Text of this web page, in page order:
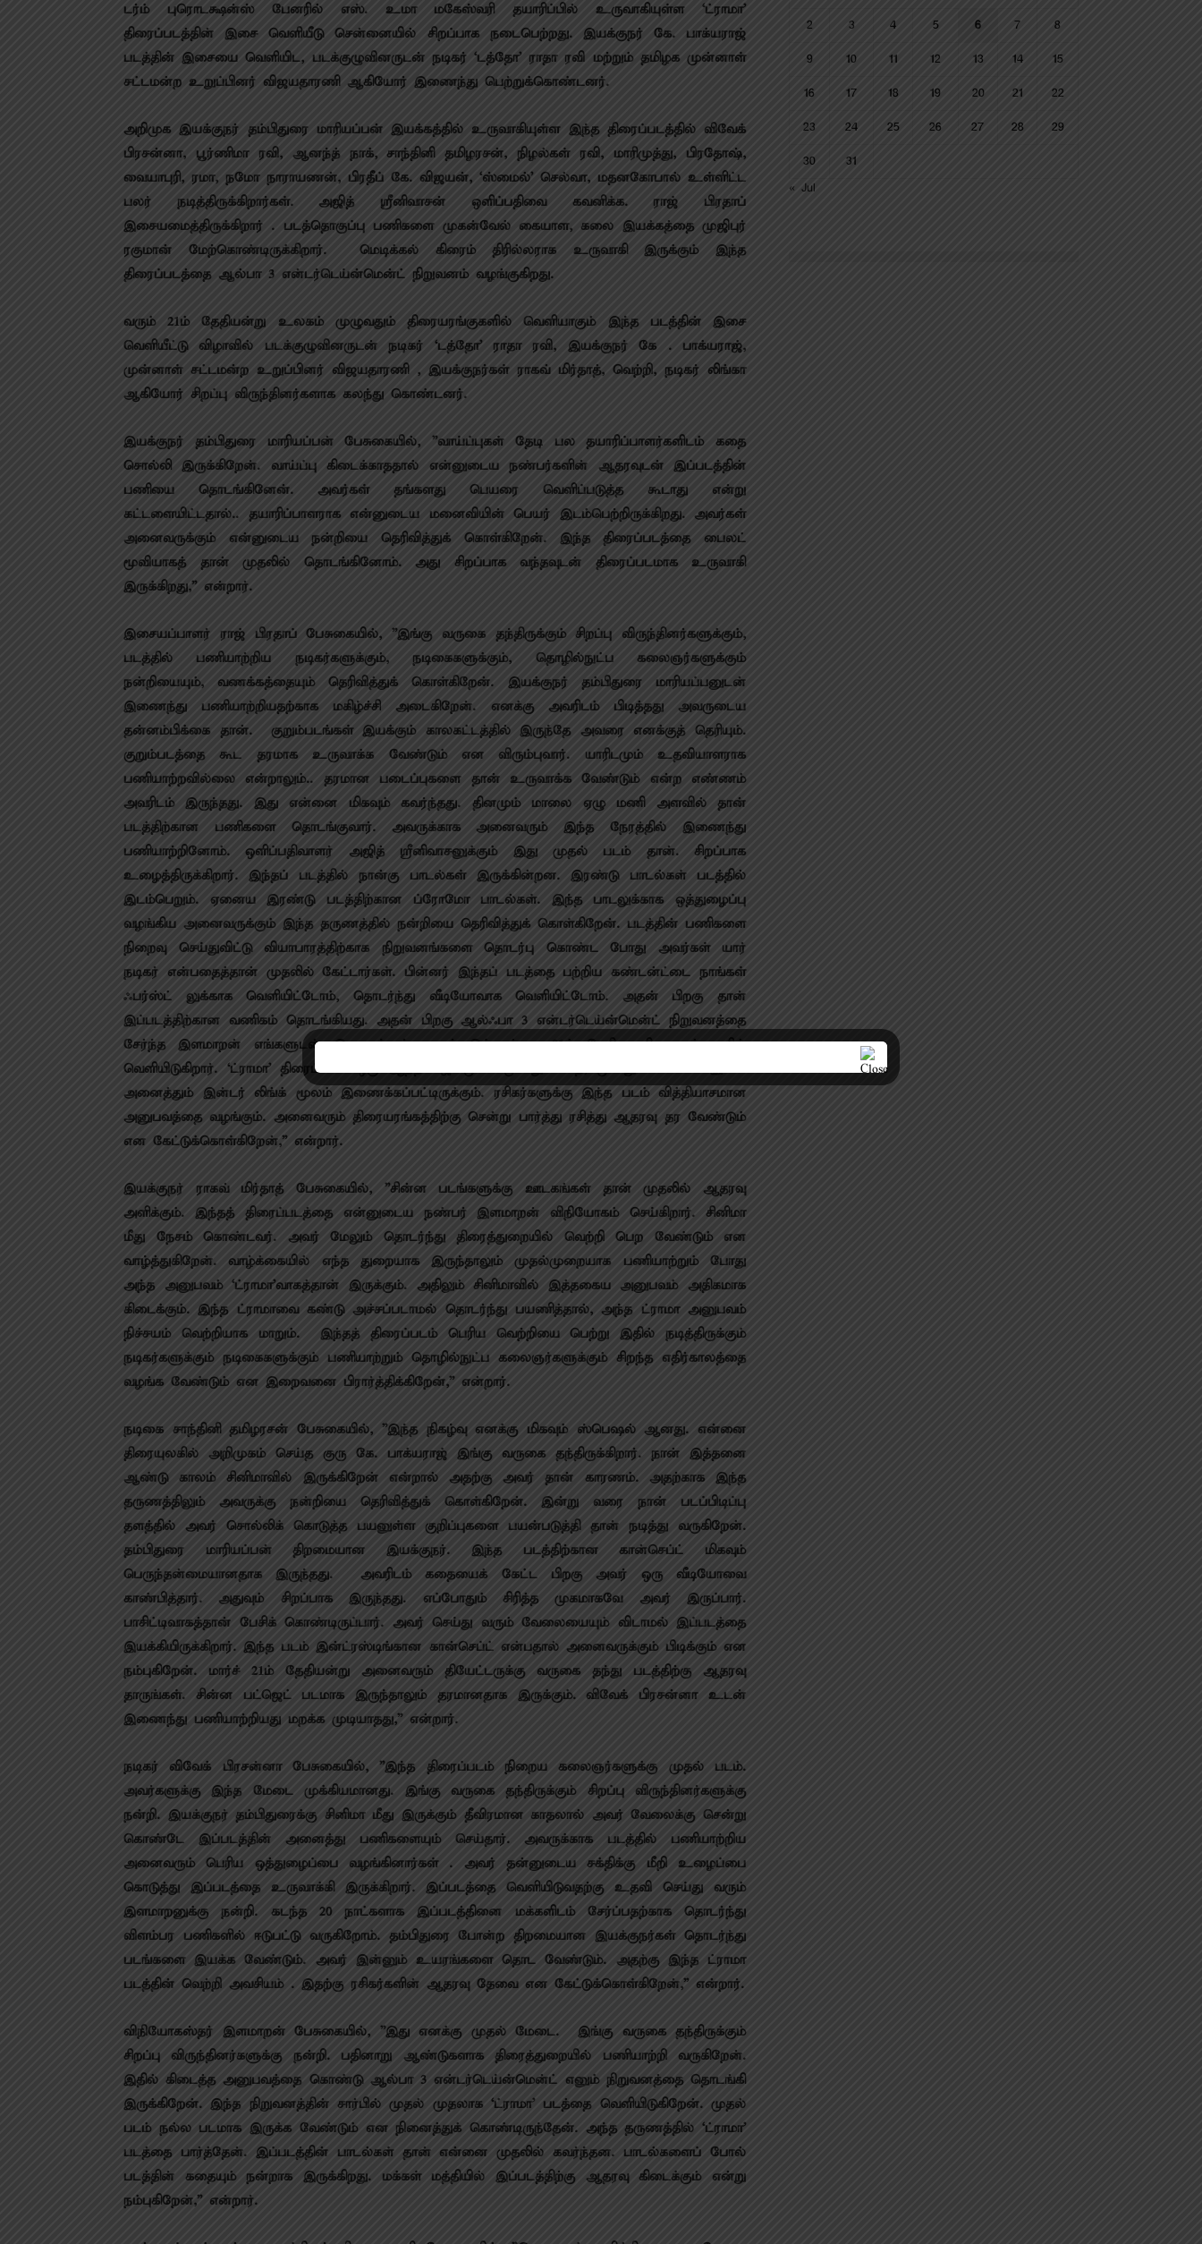
டர்ம் புரொடக்ஷன்ஸ் பேனரில் எஸ். உமா மகேஸ்வரி தயாரிப்பில் உருவாகியுள்ள ‘ட்ராமா’
திரைப்படத்தின் இசை வெளியீடு சென்னையில் சிறப்பாக நடைபெற்றது. இயக்குநர் கே. பாக்யராஜ்
படத்தின் இசையை வெளியிட, படக்குழுவினருடன் நடிகர் ‘டத்தோ’ ராதா ரவி மற்றும் தமிழக முன்னாள்
சட்டமன்ற உறுப்பினர் விஜயதாரணி ஆகியோர் இணைந்து பெற்றுக்கொண்டனர்.
அறிமுக இயக்குநர் தம்பிதுரை மாரியப்பன் இயக்கத்தில் உருவாகியுள்ள இந்த திரைப்படத்தில் விவேக்
பிரசன்னா, பூர்ணிமா ரவி, ஆனந்த் நாக், சாந்தினி தமிழரசன், நிழல்கள் ரவி, மாரிமுத்து, பிரதோஷ்,
வையாபுரி, ரமா, நமோ நாராயணன், பிரதீப் கே. விஜயன், ‘ஸ்மைல்’ செல்வா, மதனகோபால் உள்ளிட்ட
பலர் நடித்திருக்கிறார்கள். அஜித் ஸ்ரீனிவாசன் ஒளிப்பதிவை கவனிக்க. ராஜ் பிரதாப்
இசையமைத்திருக்கிறார் . படத்தொகுப்பு பணிகளை முகன்வேல் கையாள, கலை இயக்கத்தை முஜிபுர்
ரகுமான் மேற்கொண்டிருக்கிறார். மெடிக்கல் கிரைம் திரில்லராக உருவாகி இருக்கும் இந்த
திரைப்படத்தை ஆல்பா 3 என்டர்டெய்ன்மென்ட் நிறுவனம் வழங்குகிறது.
வரும் 21ம் தேதியன்று உலகம் முழுவதும் திரையரங்குகளில் வெளியாகும் இந்த படத்தின் இசை
வெளியீட்டு விழாவில் படக்குழுவினருடன் நடிகர் ‘டத்தோ’ ராதா ரவி, இயக்குநர் கே . பாக்யராஜ்,
முன்னாள் சட்டமன்ற உறுப்பினர் விஜயதாரணி , இயக்குநர்கள் ராகவ் மிர்தாத், வெற்றி, நடிகர் லிங்கா
ஆகியோர் சிறப்பு விருந்தினர்களாக கலந்து கொண்டனர்.
இயக்குநர் தம்பிதுரை மாரியப்பன் பேசுகையில், ”வாய்ப்புகள் தேடி பல தயாரிப்பாளர்களிடம் கதை
சொல்லி இருக்கிறேன். வாய்ப்பு கிடைக்காததால் என்னுடைய நண்பர்களின் ஆதரவுடன் இப்படத்தின்
பணியை தொடங்கினேன். அவர்கள் தங்களது பெயரை வெளிப்படுத்த கூடாது என்று
கட்டளையிட்டதால்.. தயாரிப்பாளராக என்னுடைய மனைவியின் பெயர் இடம்பெற்றிருக்கிறது. அவர்கள்
அனைவருக்கும் என்னுடைய நன்றியை தெரிவித்துக் கொள்கிறேன். இந்த திரைப்படத்தை பைலட்
மூவியாகத் தான் முதலில் தொடங்கினோம். அது சிறப்பாக வந்தவுடன் திரைப்படமாக உருவாகி
இருக்கிறது,” என்றார்.
இசையப்பாளர் ராஜ் பிரதாப் பேசுகையில், ”இங்கு வருகை தந்திருக்கும் சிறப்பு விருந்தினர்களுக்கும்,
படத்தில் பணியாற்றிய நடிகர்களுக்கும், நடிகைகளுக்கும், தொழில்நுட்ப கலைஞர்களுக்கும்
நன்றியையும், வணக்கத்தையும் தெரிவித்துக் கொள்கிறேன். இயக்குநர் தம்பிதுரை மாரியப்பனுடன்
இணைந்து பணியாற்றியதற்காக மகிழ்ச்சி அடைகிறேன். எனக்கு அவரிடம் பிடித்தது அவருடைய
தன்னம்பிக்கை தான். குறும்படங்கள் இயக்கும் காலகட்டத்தில் இருந்தே அவரை எனக்குத் தெரியும்.
குறும்படத்தை கூட தரமாக உருவாக்க வேண்டும் என விரும்புவார். யாரிடமும் உதவியாளராக
பணியாற்றவில்லை என்றாலும்.. தரமான படைப்புகளை தான் உருவாக்க வேண்டும் என்ற எண்ணம்
அவரிடம் இருந்தது. இது என்னை மிகவும் கவர்ந்தது. தினமும் மாலை ஏழு மணி அளவில் தான்
படத்திற்கான பணிகளை தொடங்குவார். அவருக்காக அனைவரும் இந்த நேரத்தில் இணைந்து
பணியாற்றினோம். ஒளிப்பதிவாளர் அஜித் ஸ்ரீனிவாசனுக்கும் இது முதல் படம் தான். சிறப்பாக
உழைத்திருக்கிறார். இந்தப் படத்தில் நான்கு பாடல்கள் இருக்கின்றன. இரண்டு பாடல்கள் படத்தில்
இடம்பெறும். ஏனைய இரண்டு படத்திற்கான ப்ரோமோ பாடல்கள். இந்த பாடலுக்காக ஒத்துழைப்பு
வழங்கிய அனைவருக்கும் இந்த தருணத்தில் நன்றியை தெரிவித்துக் கொள்கிறேன். படத்தின் பணிகளை
நிறைவு செய்துவிட்டு வியாபாரத்திற்காக நிறுவனங்களை தொடர்பு கொண்ட போது அவர்கள் யார்
நடிகர் என்பதைத்தான் முதலில் கேட்டார்கள். பின்னர் இந்தப் படத்தை பற்றிய கண்டன்ட்டை நாங்கள்
ஃபர்ஸ்ட் லுக்காக வெளியிட்டோம், தொடர்ந்து வீடியோவாக வெளியிட்டோம். அதன் பிறகு தான்
இப்படத்திற்கான வணிகம் தொடங்கியது. அதன் பிறகு ஆல்ஃபா 3 என்டர்டெய்ன்மென்ட் நிறுவனத்தை
சேர்ந்த இளமாறன் எங்களுடன் இணைந்தார். அவர் இப்படத்தை 21ம் தேதி திரையரங்குகளில்
வெளியிடுகிறார். ‘ட்ராமா’ திரைப்படம் ஒரு ஆந்தாலஜி மூவி. மூன்று கதை, மூன்று களங்கள். இவை
அனைத்தும் இன்டர் லிங்க் மூலம் இணைக்கப்பட்டிருக்கும். ரசிகர்களுக்கு இந்த படம் வித்தியாசமான
அனுபவத்தை வழங்கும். அனைவரும் திரையரங்கத்திற்கு சென்று பார்த்து ரசித்து ஆதரவு தர வேண்டும்
என கேட்டுக்கொள்கிறேன்,” என்றார்.
இயக்குநர் ராகவ் மிர்தாத் பேசுகையில், ”சின்ன படங்களுக்கு ஊடகங்கள் தான் முதலில் ஆதரவு
அளிக்கும். இந்தத் திரைப்படத்தை என்னுடைய நண்பர் இளமாறன் விநியோகம் செய்கிறார். சினிமா
மீது நேசம் கொண்டவர். அவர் மேலும் தொடர்ந்து திரைத்துறையில் வெற்றி பெற வேண்டும் என
வாழ்த்துகிறேன். வாழ்க்கையில் எந்த துறையாக இருந்தாலும் முதல்முறையாக பணியாற்றும் போது
அந்த அனுபவம் ‘ட்ராமா’வாகத்தான் இருக்கும். அதிலும் சினிமாவில் இத்தகைய அனுபவம் அதிகமாக
கிடைக்கும். இந்த ட்ராமாவை கண்டு அச்சப்படாமல் தொடர்ந்து பயணித்தால், அந்த ட்ராமா அனுபவம்
நிச்சயம் வெற்றியாக மாறும். இந்தத் திரைப்படம் பெரிய வெற்றியை பெற்று இதில் நடித்திருக்கும்
நடிகர்களுக்கும் நடிகைகளுக்கும் பணியாற்றும் தொழில்நுட்ப கலைஞர்களுக்கும் சிறந்த எதிர்காலத்தை
வழங்க வேண்டும் என இறைவனை பிரார்த்திக்கிறேன்,” என்றார்.
நடிகை சாந்தினி தமிழரசன் பேசுகையில், ”இந்த நிகழ்வு எனக்கு மிகவும் ஸ்பெஷல் ஆனது. என்னை
திரையுலகில் அறிமுகம் செய்த குரு கே. பாக்யராஜ் இங்கு வருகை தந்திருக்கிறார். நான் இத்தனை
ஆண்டு காலம் சினிமாவில் இருக்கிறேன் என்றால் அதற்கு அவர் தான் காரணம். அதற்காக இந்த
தருணத்திலும் அவருக்கு நன்றியை தெரிவித்துக் கொள்கிறேன். இன்று வரை நான் படப்பிடிப்பு
தளத்தில் அவர் சொல்லிக் கொடுத்த பயனுள்ள குறிப்புகளை பயன்படுத்தி தான் நடித்து வருகிறேன்.
தம்பிதுரை மாரியப்பன் திறமையான இயக்குநர். இந்த படத்திற்கான கான்செப்ட் மிகவும்
பெருந்தன்மையானதாக இருந்தது. அவரிடம் கதையைக் கேட்ட பிறகு அவர் ஒரு வீடியோவை
காண்பித்தார். அதுவும் சிறப்பாக இருந்தது. எப்போதும் சிரித்த முகமாகவே அவர் இருப்பார்.
பாசிட்டிவாகத்தான் பேசிக் கொண்டிருப்பார். அவர் செய்து வரும் வேலையையும் விடாமல் இப்படத்தை
இயக்கியிருக்கிறார். இந்த படம் இன்ட்ரஸ்டிங்கான கான்செப்ட் என்பதால் அனைவருக்கும் பிடிக்கும் என
நம்புகிறேன். மார்ச் 21ம் தேதியன்று அனைவரும் தியேட்டருக்கு வருகை தந்து படத்திற்கு ஆதரவு
தாருங்கள். சின்ன பட்ஜெட் படமாக இருந்தாலும் தரமானதாக இருக்கும். விவேக் பிரசன்னா உடன்
இணைந்து பணியாற்றியது மறக்க முடியாதது,” என்றார்.
நடிகர் விவேக் பிரசன்னா பேசுகையில், ”இந்த திரைப்படம் நிறைய கலைஞர்களுக்கு முதல் படம்.
அவர்களுக்கு இந்த மேடை முக்கியமானது. இங்கு வருகை தந்திருக்கும் சிறப்பு விருந்தினர்களுக்கு
நன்றி. இயக்குநர் தம்பிதுரைக்கு சினிமா மீது இருக்கும் தீவிரமான காதலால் அவர் வேலைக்கு சென்று
கொண்டே இப்படத்தின் அனைத்து பணிகளையும் செய்தார். அவருக்காக படத்தில் பணியாற்றிய
அனைவரும் பெரிய ஒத்துழைப்பை வழங்கினார்கள் . அவர் தன்னுடைய சக்திக்கு மீறி உழைப்பை
கொடுத்து இப்படத்தை உருவாக்கி இருக்கிறார். இப்படத்தை வெளியிடுவதற்கு உதவி செய்து வரும்
இளமாறனுக்கு நன்றி. கடந்த 20 நாட்களாக இப்படத்தினை மக்களிடம் சேர்ப்பதற்காக தொடர்ந்து
விளம்பர பணிகளில் ஈடுபட்டு வருகிறோம். தம்பிதுரை போன்ற திறமையான இயக்குநர்கள் தொடர்ந்து
படங்களை இயக்க வேண்டும். அவர் இன்னும் உயரங்களை தொட வேண்டும். அதற்கு இந்த ட்ராமா
படத்தின் வெற்றி அவசியம் . இதற்கு ரசிகர்களின் ஆதரவு தேவை என கேட்டுக்கொள்கிறேன்,” என்றார்.
விநியோகஸ்தர் இளமாறன் பேசுகையில், ”இது எனக்கு முதல் மேடை. இங்கு வருகை தந்திருக்கும்
சிறப்பு விருந்தினர்களுக்கு நன்றி. பதினாறு ஆண்டுகளாக திரைத்துறையில் பணியாற்றி வருகிறேன்.
இதில் கிடைத்த அனுபவத்தை கொண்டு ஆல்பா 3 என்டர்டெய்ன்மென்ட் எனும் நிறுவனத்தை தொடங்கி
இருக்கிறேன். இந்த நிறுவனத்தின் சார்பில் முதல் முதலாக ‘ட்ராமா’ படத்தை வெளியிடுகிறேன். முதல்
படம் நல்ல படமாக இருக்க வேண்டும் என நினைத்துக் கொண்டிருந்தேன். அந்த தருணத்தில் ‘ட்ராமா’
படத்தை பார்த்தேன். இப்படத்தின் பாடல்கள் தான் என்னை முதலில் கவர்ந்தன. பாடல்களைப் போல்
படத்தின் கதையும் நன்றாக இருக்கிறது. மக்கள் மத்தியில் இப்படத்திற்கு ஆதரவு கிடைக்கும் என்று
நம்புகிறேன்,” என்றார்.
2 3 4 5 6 7 8
9 10 11 12 13 14 15
16 17 18 19 20 21 22
23 24 25 26 27 28 29
30
31
« Jul